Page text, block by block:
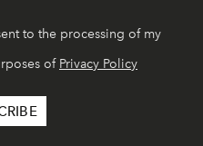
to the processing of my
of Privacy Policy